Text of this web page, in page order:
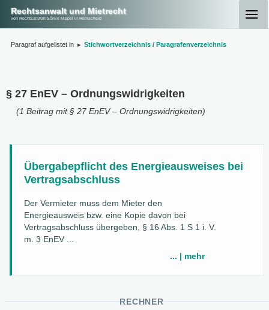
Rechtsanwalt und Mietrecht
von Rechtsanwalt Sönke Nippel in Remscheid
Paragraf aufgelistet in ▸ Stichwortverzeichnis / Paragrafenverzeichnis
§ 27 EnEV – Ordnungswidrigkeiten
(1 Beitrag mit § 27 EnEV – Ordnungswidrigkeiten)
Übergabepflicht des Energieausweises bei
Vertragsabschluss
Der Vermieter muss dem Mieter den
Energieausweis bzw. eine Kopie davon bei
Vertragsabschluss übergeben, § 16 Abs. 1 S 1 i. V.
m. 3 EnEV ...
... | mehr
RECHNER